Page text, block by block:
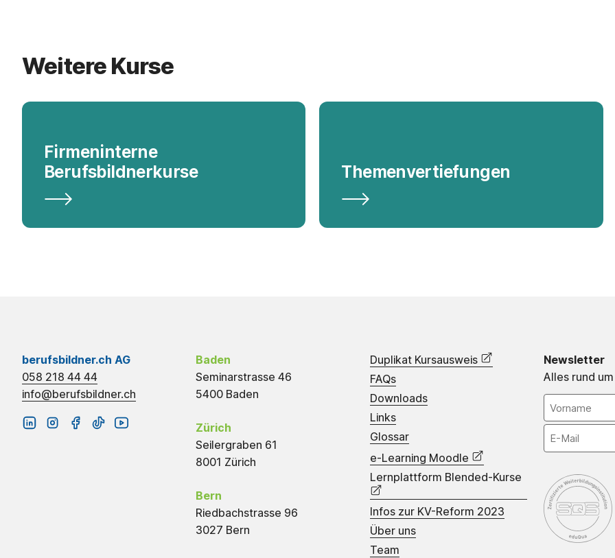
Weitere Kurse
Firmeninterne
Berufsbildnerkurse
Themenvertiefungen
berufsbildner.ch AG
058 218 44 44
info@berufsbildner.ch
Baden
Seminarstrasse 46
5400 Baden
Zürich
Seilergraben 61
8001 Zürich
Bern
Riedbachstrasse 96
3027 Bern
Duplikat Kursausweis
FAQs
Downloads
Links
Glossar
e-Learning Moodle
Lernplattform Blended-Kurse
Infos zur KV-Reform 2023
Über uns
Team
Newsletter
Alles rund